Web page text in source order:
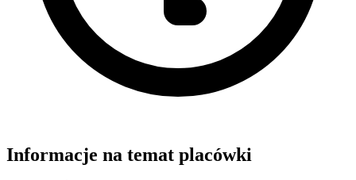
Informacje na temat placówki